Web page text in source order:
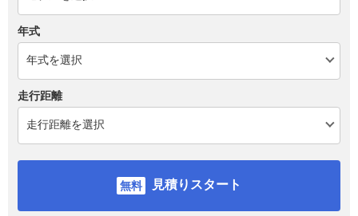
年式
走行距離
見積りスタート